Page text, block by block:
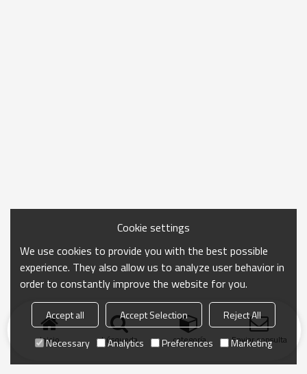
Inicio búsqueda categoría Enviar consulta
Cookie settings
We use cookies to provide you with the best possible
experience. They also allow us to analyze user behavior in
order to constantly improve the website for you.
Accept all Accept Selection
Reject All
Necessary
Analytics Preferences Marketing